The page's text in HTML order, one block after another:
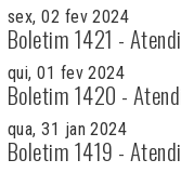
sex, 02 fev 2024
Boletim 1421 -
qui, 01 fev 2024
Boletim 1420 -
qua, 31 jan 2024
Boletim 1419 -